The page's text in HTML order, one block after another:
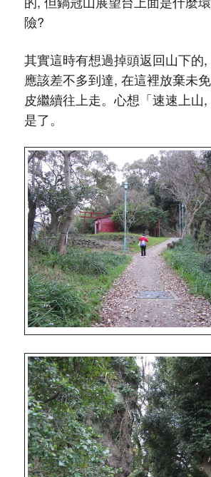
險?
其實這時有想過掉頭返回山下的
應該差不多到達, 在這裡放棄未
皮繼續往上走。心想「速速上山
是了。